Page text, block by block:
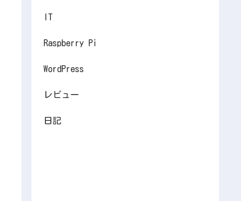
IT
Raspberry Pi
WordPress
レビュー
日記